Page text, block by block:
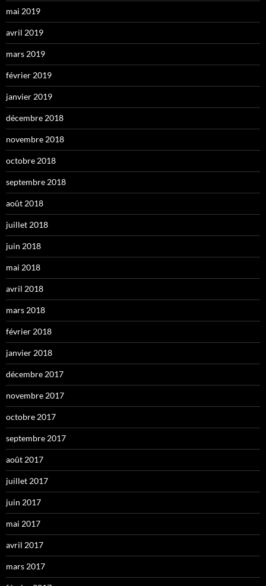
mai 2019
avril 2019
mars 2019
février 2019
janvier 2019
décembre 2018
novembre 2018
octobre 2018
septembre 2018
août 2018
juillet 2018
juin 2018
mai 2018
avril 2018
mars 2018
février 2018
janvier 2018
décembre 2017
novembre 2017
octobre 2017
septembre 2017
août 2017
juillet 2017
juin 2017
mai 2017
avril 2017
mars 2017